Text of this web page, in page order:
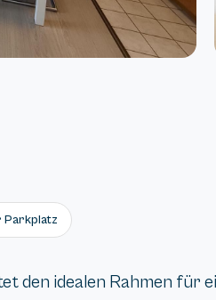
Parkplatz
den idealen Rahmen für